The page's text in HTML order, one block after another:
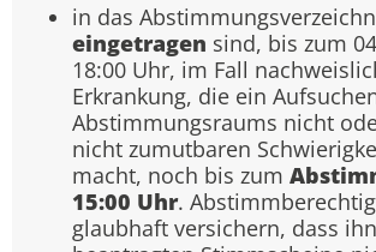
in das
eingetragen sind, bis zum
18:00 Uhr, im Fall
Erkrankung, die ein
Abstimmungsraums nicht
nicht zumutbaren
macht, noch bis zum
15:00 Uhr.
glaubhaft versichern, dass